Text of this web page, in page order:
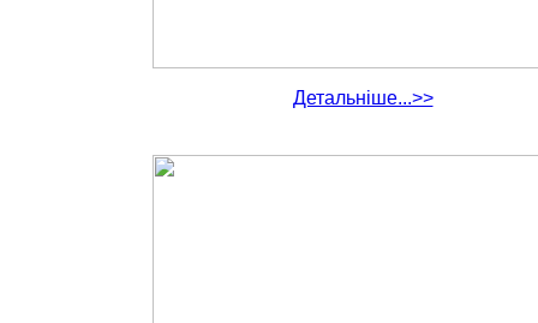
Детальніше...>>